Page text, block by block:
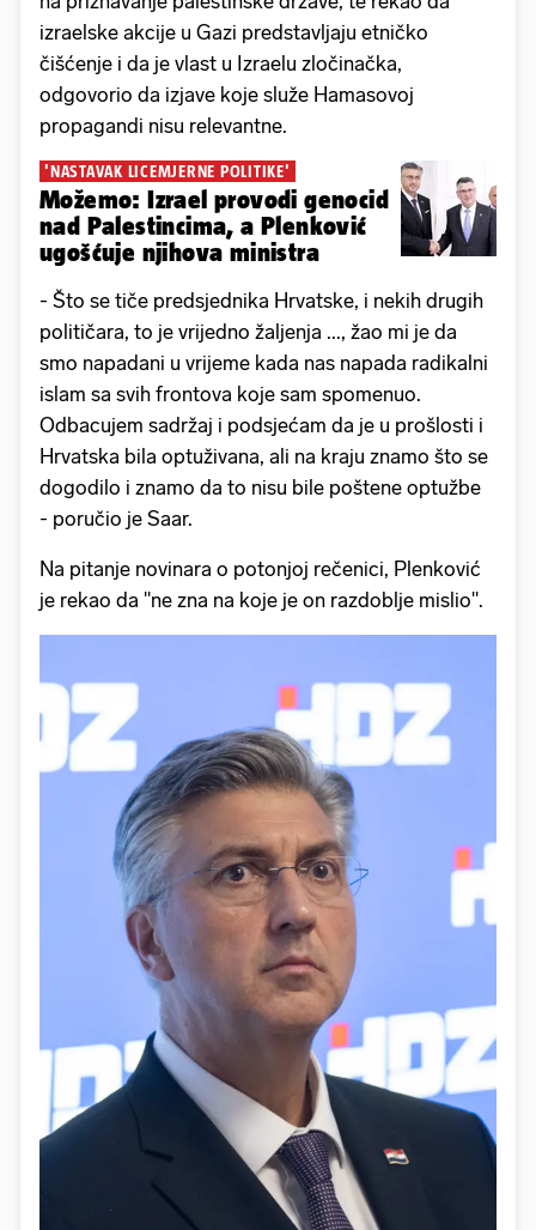
izraelske akcije u Gazi predstavljaju etničko
čišćenje i da je vlast u Izraelu zločinačka,
odgovorio da izjave koje služe Hamasovoj
propagandi nisu relevantne.
'NASTAVAK LICEMJERNE POLITIKE'
Možemo: Izrael provodi genocid
nad Palestincima, a Plenković
ugošćuje njihova ministra
- Što se tiče predsjednika Hrvatske, i nekih drugih
političara, to je vrijedno žaljenja ..., žao mi je da
smo napadani u vrijeme kada nas napada radikalni
islam sa svih frontova koje sam spomenuo.
Odbacujem sadržaj i podsjećam da je u prošlosti i
Hrvatska bila optuživana, ali na kraju znamo što se
dogodilo i znamo da to nisu bile poštene optužbe
- poručio je Saar.
Na pitanje novinara o potonjoj rečenici, Plenković
je rekao da "ne zna na koje je on razdoblje mislio".